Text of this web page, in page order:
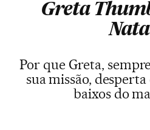
Greta
Por que Greta,
sua missão,
baixos do